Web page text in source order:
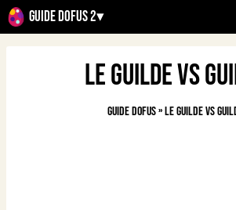
Guide Dofus 2▾
Le guilde vs
Guide Dofus»Le guilde vs